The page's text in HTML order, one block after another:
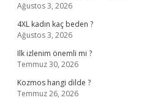
Ağustos 3, 2026
4XL kadın kaç beden ?
Ağustos 3, 2026
Ilk izlenim önemli mi ?
Temmuz 30, 2026
Kozmos hangi dilde ?
Temmuz 26, 2026